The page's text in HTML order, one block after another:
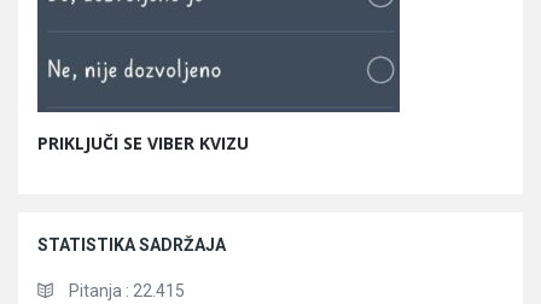
PRIKLJUČI SE VIBER KVIZU
STATISTIKA SADRŽAJA
Pitanja : 22.415